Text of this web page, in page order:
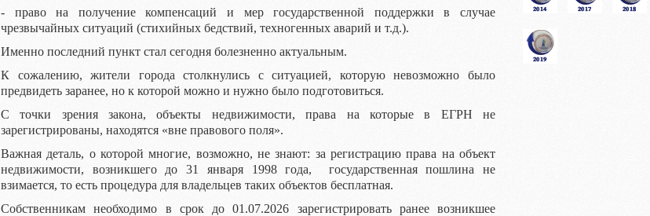
- право на получение компенсаций и мер государственной поддержки в случае
чрезвычайных ситуаций (стихийных бедствий, техногенных аварий и т.д.).
Именно последний пункт стал сегодня болезненно актуальным.
К сожалению, жители города столкнулись с ситуацией, которую невозможно было
предвидеть заранее, но к которой можно и нужно было подготовиться.
С точки зрения закона, объекты недвижимости, права на которые в ЕГРН не
зарегистрированы, находятся «вне правового поля».
Важная деталь, о которой многие, возможно, не знают: за регистрацию права на объект
недвижимости, возникшего до 31 января 1998 года, государственная пошлина не
взимается, то есть процедура для владельцев таких объектов бесплатная.
Собственникам необходимо в срок до 01.07.2026 зарегистрировать ранее возникшее